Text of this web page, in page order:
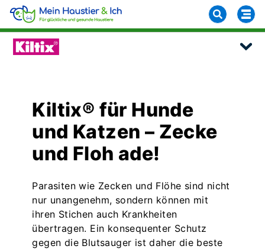
Kiltix® für Hunde
und Katzen – Zecke
und Floh ade!
Parasiten wie Zecken und Flöhe sind nicht
nur unangenehm, sondern können mit
ihren Stichen auch Krankheiten
übertragen. Ein konsequenter Schutz
gegen die Blutsauger ist daher die beste